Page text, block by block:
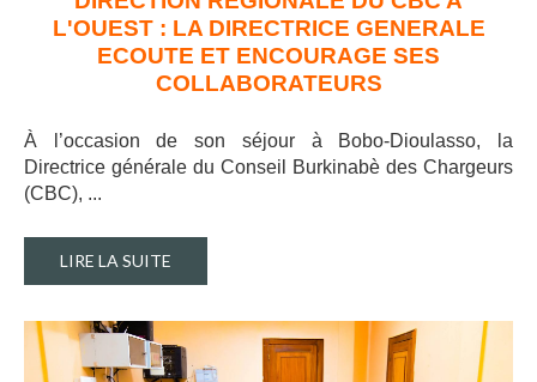
L'OUEST : LA DIRECTRICE GENERALE
ECOUTE ET ENCOURAGE SES
COLLABORATEURS
À l’occasion de son séjour à Bobo-Dioulasso, la
Directrice générale du Conseil Burkinabè des Chargeurs
(CBC), ...
LIRE LA SUITE